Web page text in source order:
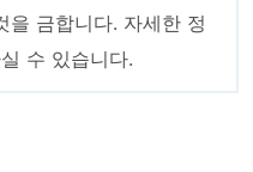
을 금합니다. 자세한 정
수 있습니다.